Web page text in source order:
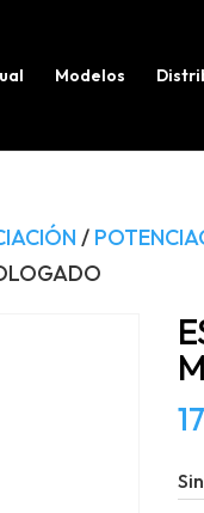
Modelosproductos
/